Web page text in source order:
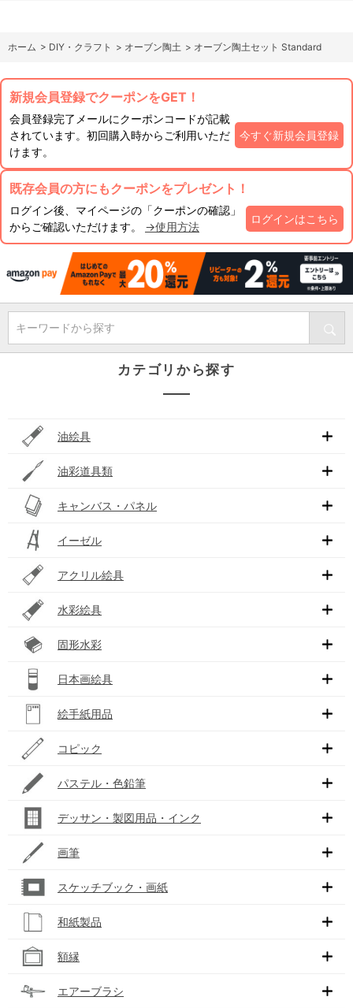
ホーム > DIY・クラフト > オーブン陶土 > オーブン陶土セット Standard
新規会員登録でクーポンをGET！
会員登録完了メールにクーポンコードが記載
されています。初回購入時からご利用いただ
けます。
今すぐ新規会員登録
既存会員の方にもクーポンをプレゼント！
ログイン後、マイページの「クーポンの確認」
からご確認いただけます。 →使用方法
ログインはこちら
キーワードから探す
カテゴリから探す
油絵具
油彩道具類
キャンバス・パネル
イーゼル
アクリル絵具
水彩絵具
固形水彩
日本画絵具
絵手紙用品
コピック
パステル・色鉛筆
デッサン・製図用品・インク
画筆
スケッチブック・画紙
和紙製品
額縁
エアーブラシ